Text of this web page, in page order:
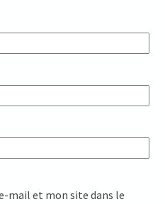
mail et mon site dans le